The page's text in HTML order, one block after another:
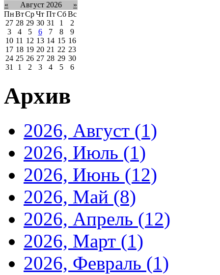
« Август 2026
»
ПнВтСрЧт Пт Сб Вс
27 28 29 30 31 1
2
3
4 5 6 7 8
9
10 11 12 13 14 15 16
17 18 19 20 21 22 23
24 25 26 27 28 29 30
31
1 2 3 4 5 6
Архив
2026, Август (1)
2026, Июль (1)
2026, Июнь (12)
2026, Май (8)
2026, Апрель (12)
2026, Март (1)
2026, Февраль (1)